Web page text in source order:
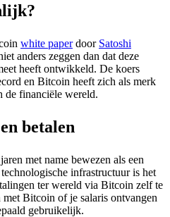
white paperdoor Satoshi
anders zeggen dan dat deze
heeft ontwikkeld. De koers
en Bitcoin heeft zich als merk
de financiële wereld.
betalen
met name bewezen als een
infrastructuur is het
ter wereld via Bitcoin zelf te
Bitcoin of je salaris ontvangen
gebruikelijk.